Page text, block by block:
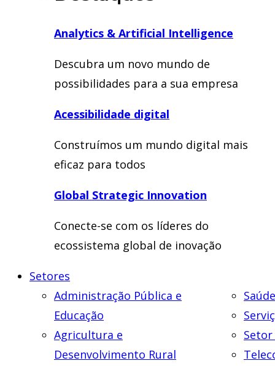
Analytics & Artificial Intelligence
Descubra um novo mundo de
possibilidades para a sua empresa
Acessibilidade digital
Construímos um mundo digital mais
eficaz para todos
Global Strategic Innovation
Conecte-se com os líderes do
ecossistema global de inovação
Setores
Administração Pública e
Educação
Agricultura e
Desenvolvimento Rural